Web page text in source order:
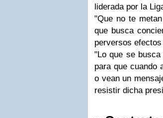
liderada por la
"Que no te
que busca
perversos
"Lo que se
para que cuando
o vean un
resistir dicha